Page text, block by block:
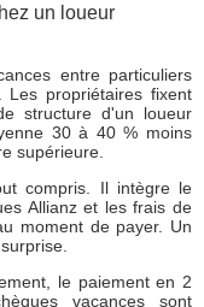
un loueur
entre particuliers
propriétaires fixent
structure d'un loueur
30 à 40 % moins
supérieure.
compris. Il intègre le
Allianz et les frais de
moment de payer. Un
le paiement en 2
vacances sont